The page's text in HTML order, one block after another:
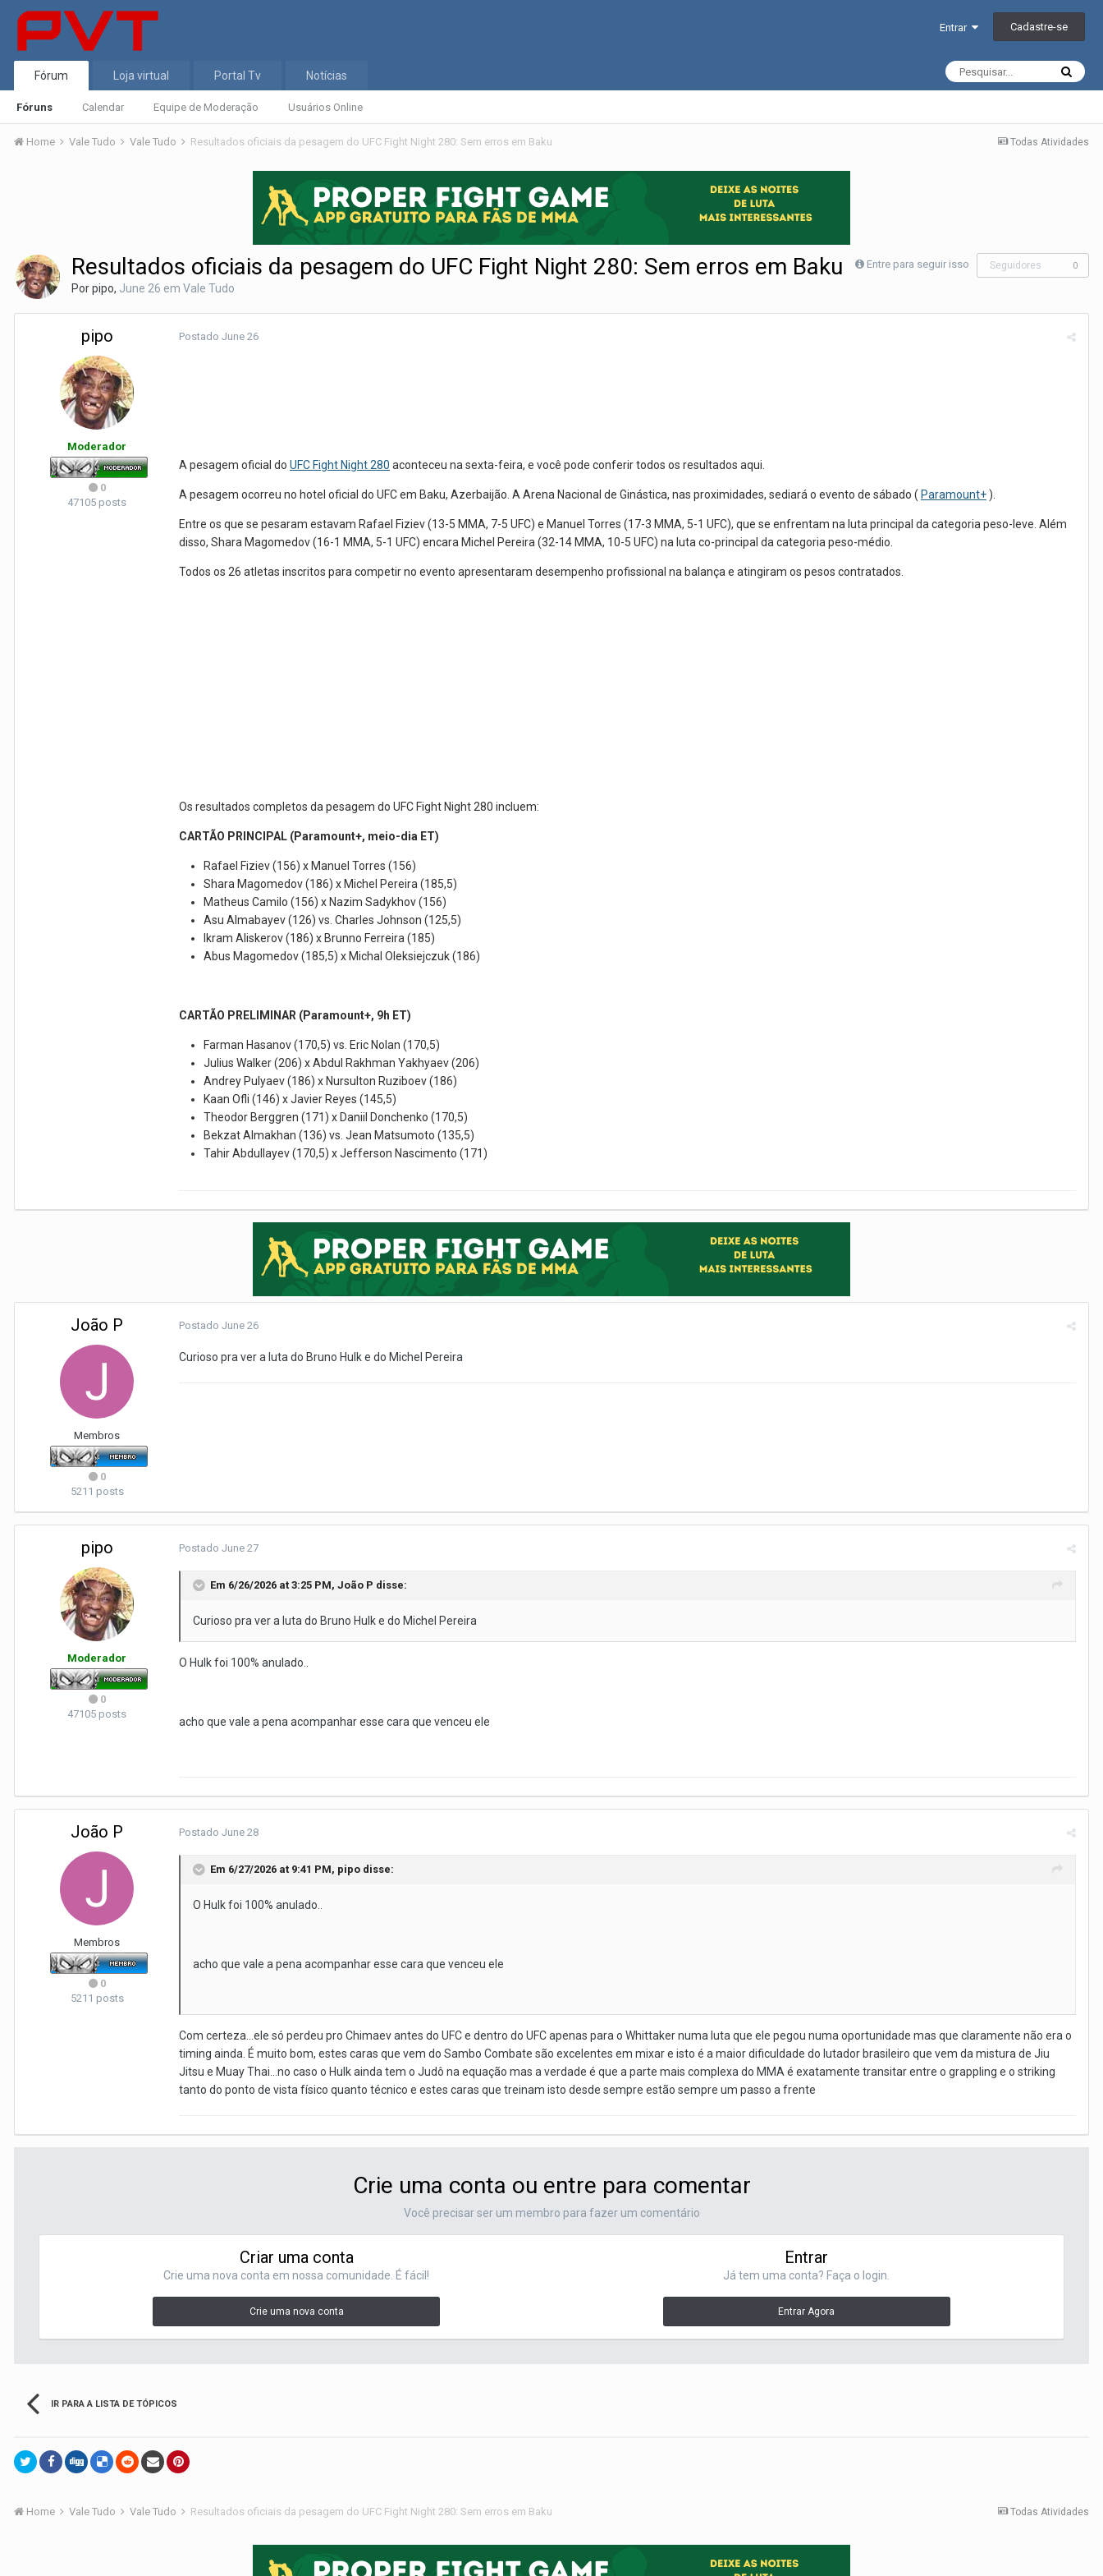
Entrar Cadastre-se
Fórum
Fóruns Calendar Equipe de Moderação Usuários Online
Loja virtual Portal Tv Notícias
Todas Atividades
Home Vale Tudo Vale Tudo Resultados oficiais da pesagem do UFC Fight Night 280: Sem erros em Baku
Entre para seguir isso Seguidores 0
Resultados oficiais da pesagem do UFC Fight Night 280: Sem erros em Baku
Porpipo, June 26 em Vale Tudo
pipo
Moderador
0
47105 posts
Postado June 26
A pesagem oficial do UFC Fight Night 280 aconteceu na sexta-feira, e você pode conferir todos os resultados aqui.
A pesagem ocorreu no hotel oficial do UFC em Baku, Azerbaijão. A Arena Nacional de Ginástica, nas proximidades, sediará o evento de sábado (Paramount+).
Entre os que se pesaram estavam Rafael Fiziev (13-5 MMA, 7-5 UFC) e Manuel Torres (17-3 MMA, 5-1 UFC), que se enfrentam na luta principal da categoria peso-leve. Além
disso, Shara Magomedov (16-1 MMA, 5-1 UFC) encara Michel Pereira (32-14 MMA, 10-5 UFC) na luta co-principal da categoria peso-médio.
Todos os 26 atletas inscritos para competir no evento apresentaram desempenho profissional na balança e atingiram os pesos contratados.
Os resultados completos da pesagem do UFC Fight Night 280 incluem:
CARTÃO PRINCIPAL (Paramount+, meio-dia ET)
Rafael Fiziev (156) x Manuel Torres (156)
Shara Magomedov (186) x Michel Pereira (185,5)
Matheus Camilo (156) x Nazim Sadykhov (156)
Asu Almabayev (126) vs. Charles Johnson (125,5)
Ikram Aliskerov (186) x Brunno Ferreira (185)
Abus Magomedov (185,5) x Michal Oleksiejczuk (186)
CARTÃO PRELIMINAR (Paramount+, 9h ET)
Farman Hasanov (170,5) vs. Eric Nolan (170,5)
Julius Walker (206) x Abdul Rakhman Yakhyaev (206)
Andrey Pulyaev (186) x Nursulton Ruziboev (186)
Kaan Ofli (146) x Javier Reyes (145,5)
Theodor Berggren (171) x Daniil Donchenko (170,5)
Bekzat Almakhan (136) vs. Jean Matsumoto (135,5)
Tahir Abdullayev (170,5) x Jefferson Nascimento (171)
João P
Membros
0
5211 posts
Postado June 26
Curioso pra ver a luta do Bruno Hulk e do Michel Pereira
pipo
Moderador
0
47105 posts
Postado June 27
Em 6/26/2026 at 3:25 PM, João P disse:
Curioso pra ver a luta do Bruno Hulk e do Michel Pereira
O Hulk foi 100% anulado..
acho que vale a pena acompanhar esse cara que venceu ele
João P
Membros
0
5211 posts
Postado June 28
Em 6/27/2026 at 9:41 PM, pipo disse:
O Hulk foi 100% anulado..
acho que vale a pena acompanhar esse cara que venceu ele
Com certeza...ele só perdeu pro Chimaev antes do UFC e dentro do UFC apenas para o Whittaker numa luta que ele pegou numa oportunidade mas que claramente não era o
timing ainda. É muito bom, estes caras que vem do Sambo Combate são excelentes em mixar e isto é a maior dificuldade do lutador brasileiro que vem da mistura de Jiu
Jitsu e Muay Thai...no caso o Hulk ainda tem o Judô na equação mas a verdade é que a parte mais complexa do MMA é exatamente transitar entre o grappling e o striking
tanto do ponto de vista físico quanto técnico e estes caras que treinam isto desde sempre estão sempre um passo a frente
Crie uma conta ou entre para comentar
Você precisar ser um membro para fazer um comentário
Criar uma conta
Crie uma nova conta em nossa comunidade. É fácil!
Crie uma nova conta
Entrar
Já tem uma conta? Faça o login.
Entrar Agora
IR PARA A LISTA DE TÓPICOS
Todas Atividades
Home Vale Tudo Vale Tudo Resultados oficiais da pesagem do UFC Fight Night 280: Sem erros em Baku